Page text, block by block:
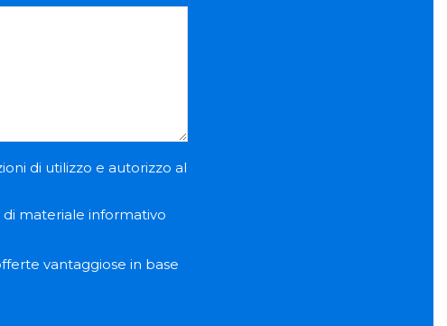
di utilizzo e autorizzo al
di materiale informativo
vantaggiose in base